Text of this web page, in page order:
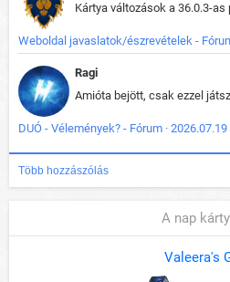
Weboldal javaslatok/észrevételek -
Ragi
DUÓ - Vélemények? - Fórum ·
Több hozzászólás
A nap
Valeera's